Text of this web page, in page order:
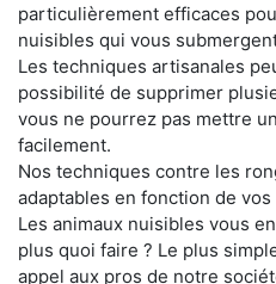
particulièrement efficaces
nuisibles qui vous
Les techniques artisanales
possibilité de supprimer
vous ne pourrez pas mettre
facilement.
Nos techniques contre les
adaptables en fonction de
Les animaux nuisibles vous
plus quoi faire ? Le plus
appel aux pros de notre